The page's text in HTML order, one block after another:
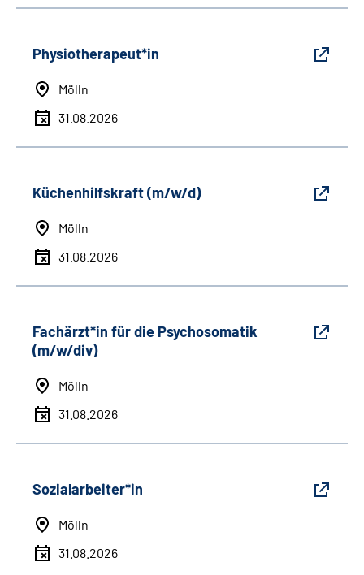
Physiotherapeut*in
Mölln
31.08.2026
Küchenhilfskraft (m/w/d)
Mölln
31.08.2026
Fachärzt*in für die Psychosomatik
(m/w/div)
Mölln
31.08.2026
Sozialarbeiter*in
Mölln
31.08.2026